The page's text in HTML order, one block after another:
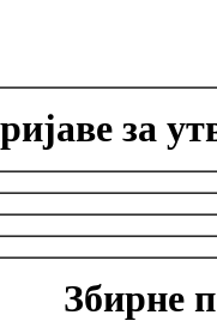
за
Збирне